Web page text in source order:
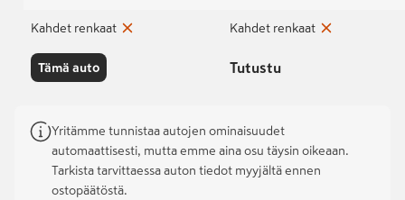
Kahdet renkaat
Tämä auto
Kahdet renkaat
Tutustu
Yritämme tunnistaa autojen ominaisuudet
automaattisesti, mutta emme aina osu täysin oikeaan.
Tarkista tarvittaessa auton tiedot myyjältä ennen
ostopäätöstä.